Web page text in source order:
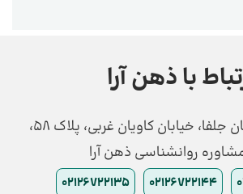
با ذهن آرا
سیدخندان، خیابان جلفا، خیابان کاویان غربی، پلاک 58،
روانشناسی ذهن آرا
02126722144
02126722135